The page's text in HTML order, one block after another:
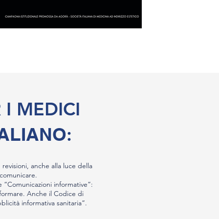
anche alla luce della
informative”:
Anche il Codice di
informativa sanitaria”.
I MEDICI
: